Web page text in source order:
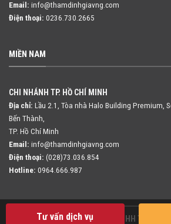
Email: info@thamdinhgiavng.com
Điện thoại: 0236.730.2665
MIỀN NAM
CHI NHÁNH TP. HỒ CHÍ MINH
Địa chỉ: Lầu 2.1, Tòa nhà Halo Building Premium,
Bến Thành,
TP. Hồ Chí Minh
Email: info@thamdinhgiavng.com
Điện thoại: (028)73.036.854
Hotline: 0964.666.987
Copyright 2026 ©Công ty TNHH Thẩm
Tư vấn dịch vụ